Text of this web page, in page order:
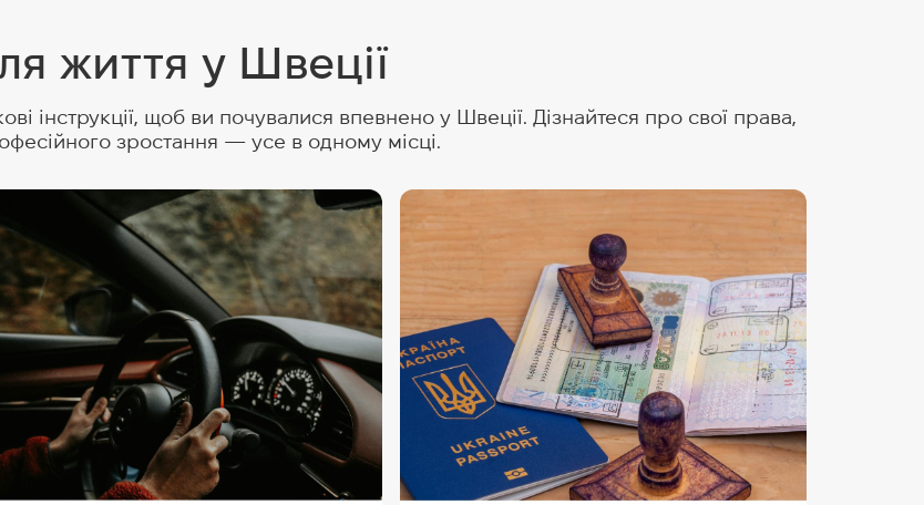
життя у Швеції
інструкції, щоб ви почувалися впевнено у Швеції. Дізнайтеся про свої права,
зростання — усе в одному місці.